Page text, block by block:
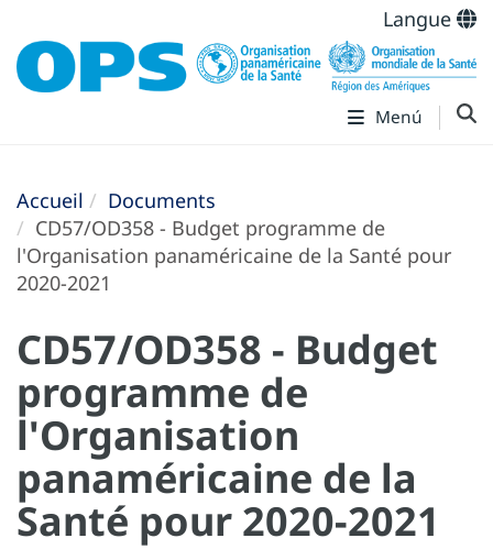
Langue
Menú
Accueil
Documents
CD57/OD358 - Budget programme de
l'Organisation panaméricaine de la Santé pour
2020-2021
CD57/OD358 - Budget
programme de
l'Organisation
panaméricaine de la
Santé pour 2020-2021